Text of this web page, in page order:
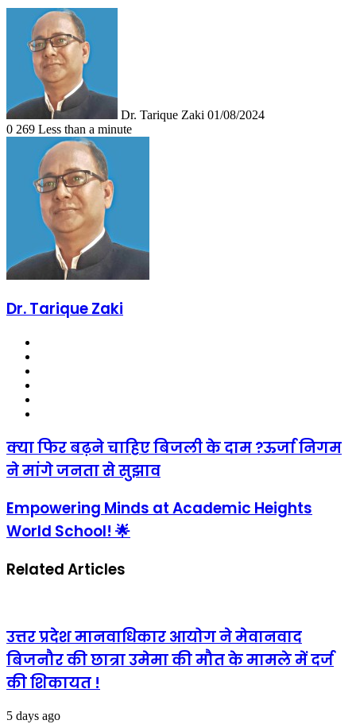
Dr. Tarique Zaki 01/08/2024
0 269 Less than a minute
Dr. Tarique Zaki
क्या
फिर
बढ़ने
बिजली
के
दाम
?
निगम
से
सुझाव
क्या फिर बढ़ने चाहिए बिजली के दाम ?ऊर्जा निगम
ने मांगे जनता से सुझाव
Empowering
Minds
at
Heights
World
Empowering Minds at Academic Heights
World School! 🌟
Related Articles
उत्तर प्रदेश मानवाधिकार आयोग ने मेवानवाद
बिजनौर की छात्रा उमेमा की मौत के मामले में दर्ज
की शिकायत !
5 days ago